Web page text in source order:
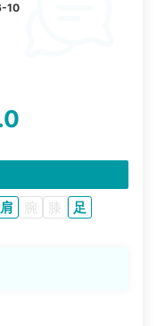
10
肩 腕 膝 足